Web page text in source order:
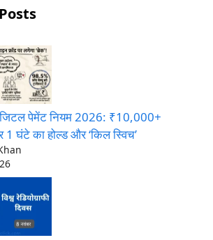
पेमेंट नियम 2026: ₹10,000+
1 घंटे का होल्ड और ‘किल स्विच’